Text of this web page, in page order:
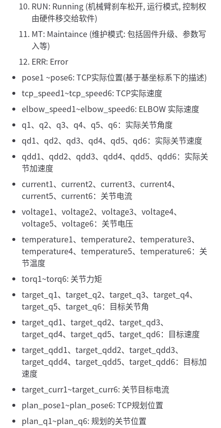
RUN: Running (机械臂刹车松开, 运行模式, 控制权
由硬件移交给软件)
MT: Maintaince (维护模式: 包括固件升级、参数写
入等)
ERR: Error
pose1 ~pose6: TCP实际位置(基于基坐标系下的描述)
tcp_speed1~tcp_speed6: TCP实际速度
elbow_speed1~elbow_speed6: ELBOW 实际速度
q1、q2、q3、q4、q5、q6：实际关节角度
qd1、qd2、qd3、qd4、qd5、qd6：实际关节速度
qdd1、qdd2、qdd3、qdd4、qdd5、qdd6：实际关
节加速度
current1、current2、current3、current4、
current5、current6：关节电流
voltage1、voltage2、voltage3、voltage4、
voltage5、voltage6：关节电压
temperature1、temperature2、temperature3、
temperature4、temperature5、temperature6：关
节温度
torq1~torq6: 关节力矩
target_q1、target_q2、target_q3、target_q4、
target_q5、target_q6：目标关节角
target_qd1、target_qd2、target_qd3、
target_qd4、target_qd5、target_qd6：目标速度
target_qdd1、target_qdd2、target_qdd3、
target_qdd4、target_qdd5、target_qdd6：目标加
速度
target_curr1~target_curr6: 关节目标电流
plan_pose1~plan_pose6: TCP规划位置
plan_q1~plan_q6: 规划的关节位置